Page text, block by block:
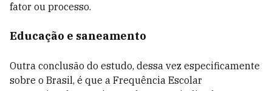
fator ou processo.
Educação e saneamento
Outra conclusão do estudo, dessa vez especificamente
sobre o Brasil, é que a Frequência Escolar